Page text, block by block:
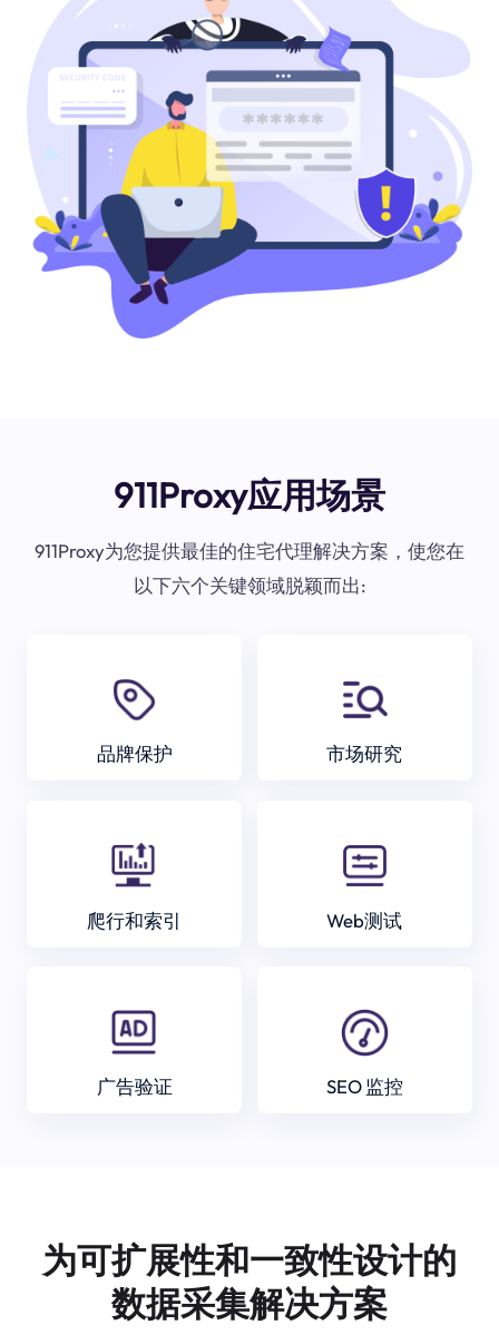
911Proxy应用场景
911Proxy为您提供最佳的住宅代理解决方案，使您在
以下六个关键领域脱颖而出:
品牌保护 市场研究
爬行和索引 Web测试
广告验证 SEO 监控
为可扩展性和一致性设计的
数据采集解决方案